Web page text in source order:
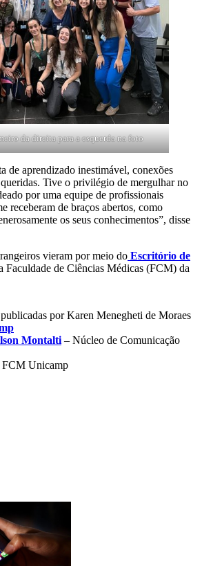
da direita para a esquerda na foto
de aprendizado inestimável, conexões
Tive o privilégio de mergulhar no
por uma equipe de profissionais
receberam de braços abertos, como
os seus conhecimentos”, disse
vieram por meio do Escritório de
Faculdade de Ciências Médicas (FCM) da
por Karen Menegheti de Moraes
Montalti – Núcleo de Comunicação
Unicamp